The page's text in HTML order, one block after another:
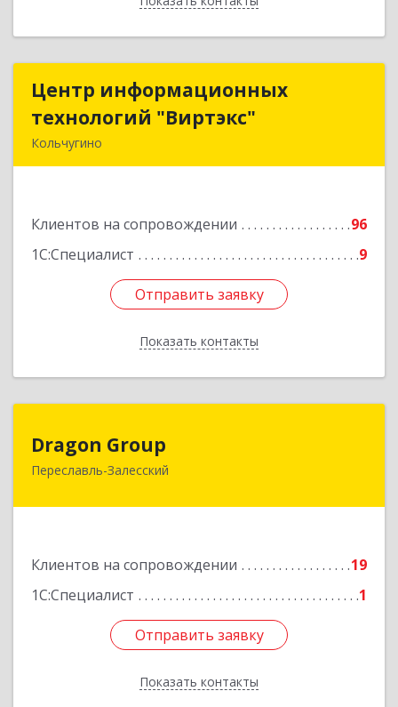
Центр информационных
технологий "Виртэкс"
Кольчугино
Клиентов на сопровождении
96
1С:Специалист
9
Отправить заявку
Показать контакты
Центр информационных
технологий "Виртэкс"
Подробнее
Отправить заявку
Назад
Dragon Group
Переславль-Залесский
Клиентов на сопровождении
19
1С:Специалист
1
Отправить заявку
Показать контакты
152020, Ярославская обл, Переславль-
Отправить заявку
Назад